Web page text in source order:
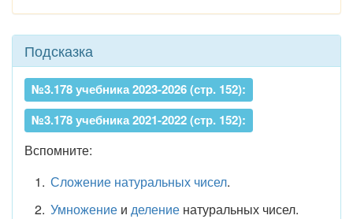
Подсказка
№3.178 учебника 2023-2026 (стр. 152):
№3.178 учебника 2021-2022 (стр. 152):
Вспомните:
Сложение натуральных чисел.
Умножениеи делениенатуральных чисел.